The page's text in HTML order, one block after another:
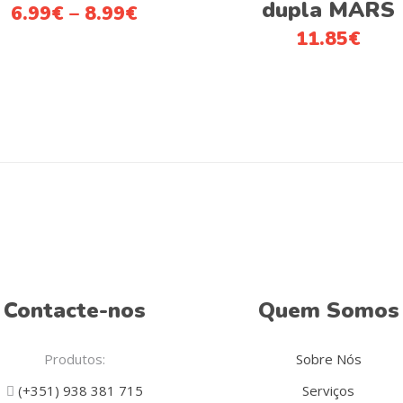
6.99€ – 8.99€
dupla MARS
11.85€
Contacte-nos
Produtos:
(+351) 938 381 715
Quem Somos
Sobre Nós
Serviços